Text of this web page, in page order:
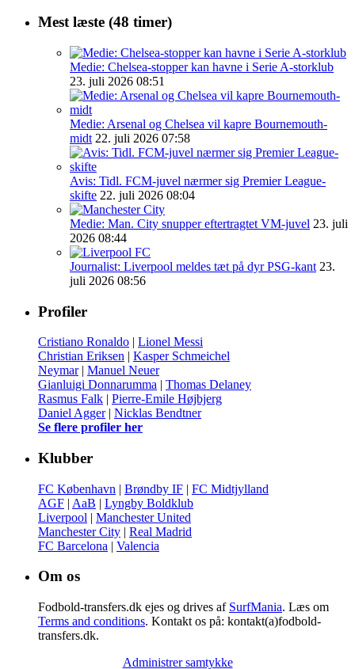
Mest læste (48 timer)
Medie: Chelsea-stopper kan havne i Serie A-storklub
23. juli 2026 08:51
Medie: Arsenal og Chelsea vil kapre Bournemouth-
midt 22. juli 2026 07:58
Avis: Tidl. FCM-juvel nærmer sig Premier League-
skifte 22. juli 2026 08:04
Medie: Man. City snupper eftertragtet VM-juvel 23. juli
2026 08:44
Journalist: Liverpool meldes tæt på dyr PSG-kant 23.
juli 2026 08:56
Profiler
Cristiano Ronaldo | Lionel Messi
Christian Eriksen | Kasper Schmeichel
Neymar| Manuel Neuer
Gianluigi Donnarumma | Thomas Delaney
Rasmus Falk | Pierre-Emile Højbjerg
Daniel Agger| Nicklas Bendtner
Se flere profiler her
Klubber
FC København | Brøndby IF | FC Midtjylland
AGF | AaB | Lyngby Boldklub
Liverpool | Manchester United
Manchester City | Real Madrid
FC Barcelona | Valencia
Om os
Fodbold-transfers.dk ejes og drives af SurfMania. Læs om
Terms and conditions. Kontakt os på: kontakt(a)fodbold-
transfers.dk.
Administrer samtykke